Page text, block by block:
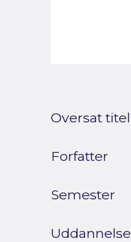
Oversat titel
Forfatter
Semester
Uddannelse